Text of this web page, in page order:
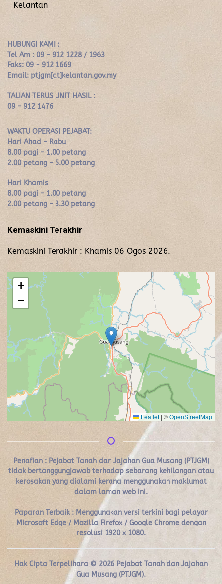
Kelantan
HUBUNGI KAMI :
Tel Am : 09 - 912 1228 / 1963
Faks: 09 - 912 1669
Email: ptjgm[at]kelantan.gov.my
TALIAN TERUS UNIT HASIL :
09 - 912 1476
WAKTU OPERASI PEJABAT:
Hari Ahad - Rabu
8.00 pagi - 1.00 petang
2.00 petang - 5.00 petang
Hari Khamis
8.00 pagi - 1.00 petang
2.00 petang - 3.30 petang
Kemaskini Terakhir
Kemaskini Terakhir : Khamis 06 Ogos 2026.
+
−
Leaflet | ©OpenStreetMap
Penafian : Pejabat Tanah dan Jajahan Gua Musang (PTJGM)
tidak bertanggungjawab terhadap sebarang kehilangan atau
kerosakan yang dialami kerana menggunakan maklumat
dalam laman web ini.
Paparan Terbaik : Menggunakan versi terkini bagi pelayar
Microsoft Edge / Mozilla Firefox / Google Chrome dengan
resolusi 1920 x 1080.
Hak Cipta Terpelihara © 2026 Pejabat Tanah dan Jajahan
Gua Musang (PTJGM).